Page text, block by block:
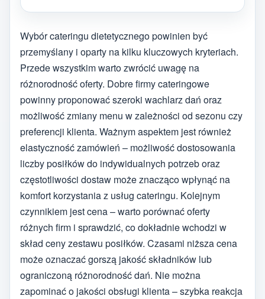
Wybór cateringu dietetycznego powinien być
przemyślany i oparty na kilku kluczowych kryteriach.
Przede wszystkim warto zwrócić uwagę na
różnorodność oferty. Dobre firmy cateringowe
powinny proponować szeroki wachlarz dań oraz
możliwość zmiany menu w zależności od sezonu czy
preferencji klienta. Ważnym aspektem jest również
elastyczność zamówień – możliwość dostosowania
liczby posiłków do indywidualnych potrzeb oraz
częstotliwości dostaw może znacząco wpłynąć na
komfort korzystania z usług cateringu. Kolejnym
czynnikiem jest cena – warto porównać oferty
różnych firm i sprawdzić, co dokładnie wchodzi w
skład ceny zestawu posiłków. Czasami niższa cena
może oznaczać gorszą jakość składników lub
ograniczoną różnorodność dań. Nie można
zapominać o jakości obsługi klienta – szybka reakcja